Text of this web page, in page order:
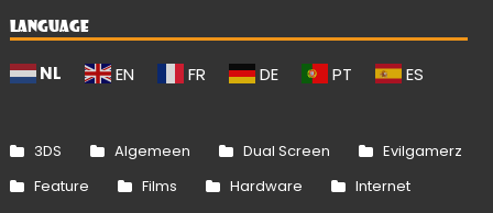
LANGUAGE
NL EN FR DE PT ES
3DS Algemeen Dual Screen
Evilgamerz
Feature
Films Hardware
Internet